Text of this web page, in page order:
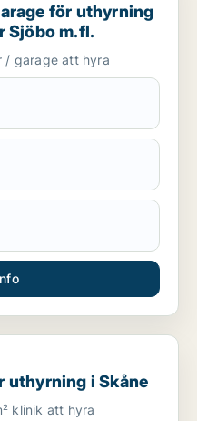
för uthyrning
Sjöbo m.fl.
/ garage att hyra
i Skåne
uthyrning i Skåne
klinik att hyra